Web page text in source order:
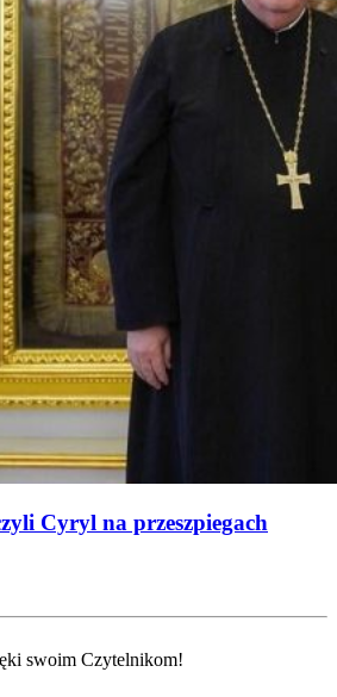
Cyryl na przeszpiegach
swoim Czytelnikom!